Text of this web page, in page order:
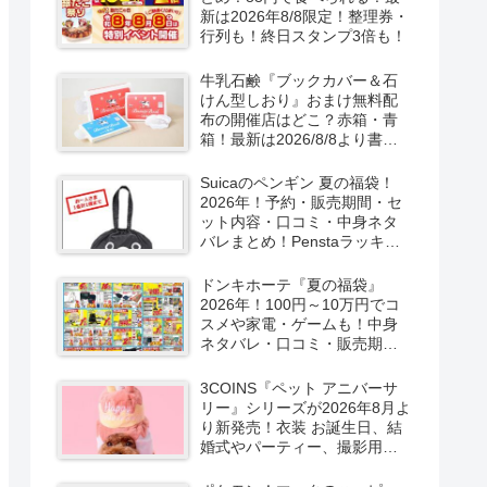
新は2026年8/8限定！整理券・
行列も！終日スタンプ3倍も！
牛乳石鹸『ブックカバー＆石
けん型しおり』おまけ無料配
布の開催店はどこ？赤箱・青
箱！最新は2026/8/8より書店
Suicaのペンギン 夏の福袋！
2026年！予約・販売期間・セ
ット内容・口コミ・中身ネタ
バレまとめ！Penstaラッキー
2026/8/8より新発売！
ドンキホーテ『夏の福袋』
2026年！100円～10万円でコ
スメや家電・ゲームも！中身
ネタバレ・口コミ・販売期
3COINS『ペット アニバーサ
リー』シリーズが2026年8月よ
り新発売！衣装 お誕生日、結
婚式やパーティー、撮影用グ